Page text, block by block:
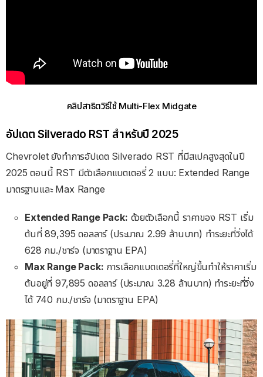
คลิปสาธิตวิธีใช้ Multi-Flex Midgate
อัปเดต Silverado RST สําหรับปี 2025
Chevrolet ยังทําการอัปเดต Silverado RST ที่มีสเปคสูงสุดในปี
2025 ตอนนี้ RST มีตัวเลือกแบตเตอรี่ 2 แบบ: Extended Range
มาตรฐานและ Max Range
Extended Range Pack: ด้วยตัวเลือกนี้ ราคาของ RST เริ่ม
ต้นที่ 89,395 ดอลลาร์ (ประมาณ 2.99 ล้านบาท) ทำระยะที่วิ่งได้
628 กม./ชาร์จ (มาตราฐาน EPA)
Max Range Pack: การเลือกแบตเตอรี่ที่ใหญ่ขึ้นทําให้ราคาเริ่ม
ต้นอยู่ที่ 97,895 ดอลลาร์ (ประมาณ 3.28 ล้านบาท) ทำระยะที่วิ่ง
ได้ 740 กม./ชาร์จ (มาตราฐาน EPA)